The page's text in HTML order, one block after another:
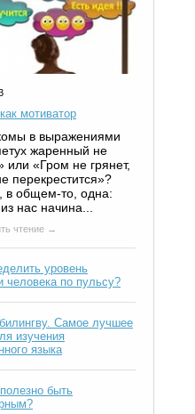
мотиватор
в выражениями
жаренный не
или «Гром не грянет,
перекрестится»?
в общем-то, одна:
нас начина...
чтение →
уровень
человека по пульсу?
Самое лучшее
изучения
языка
быть